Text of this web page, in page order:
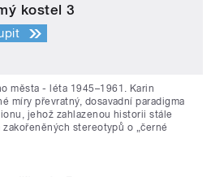
kostel 3
města - léta 1945–1961. Karin
míry převratný, dosavadní paradigma
jehož zahlazenou historii stále
stereotypů o „černé